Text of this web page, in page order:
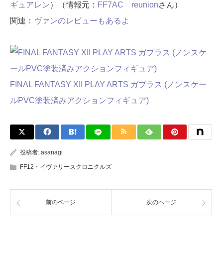
ギュアレン）（情報元： FF7AC reunionさん）
関連： ヴァンのレビューもあるよ
FINAL FANTASY XII PLAY ARTS ガブラス (ノンスケー
ルPVC塗装済みアクションフィギュア)
投稿者: asanagi
FF12・イヴァリースクロニクルズ
前のページ 次のページ